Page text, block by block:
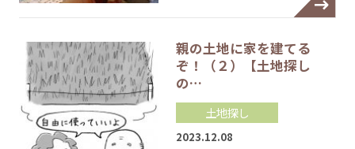
親の土地に家を建てる
ぞ！（２）【土地探し
の…
土地探し
2023.12.08